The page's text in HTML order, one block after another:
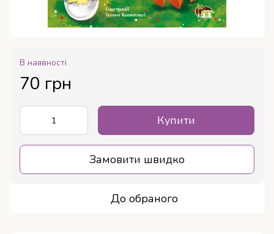
В наявності
70 грн
Купити
Замовити швидко
До обраного